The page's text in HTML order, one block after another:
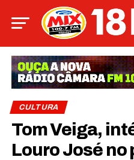
CULTURA
Tom Veiga,
Louro José no